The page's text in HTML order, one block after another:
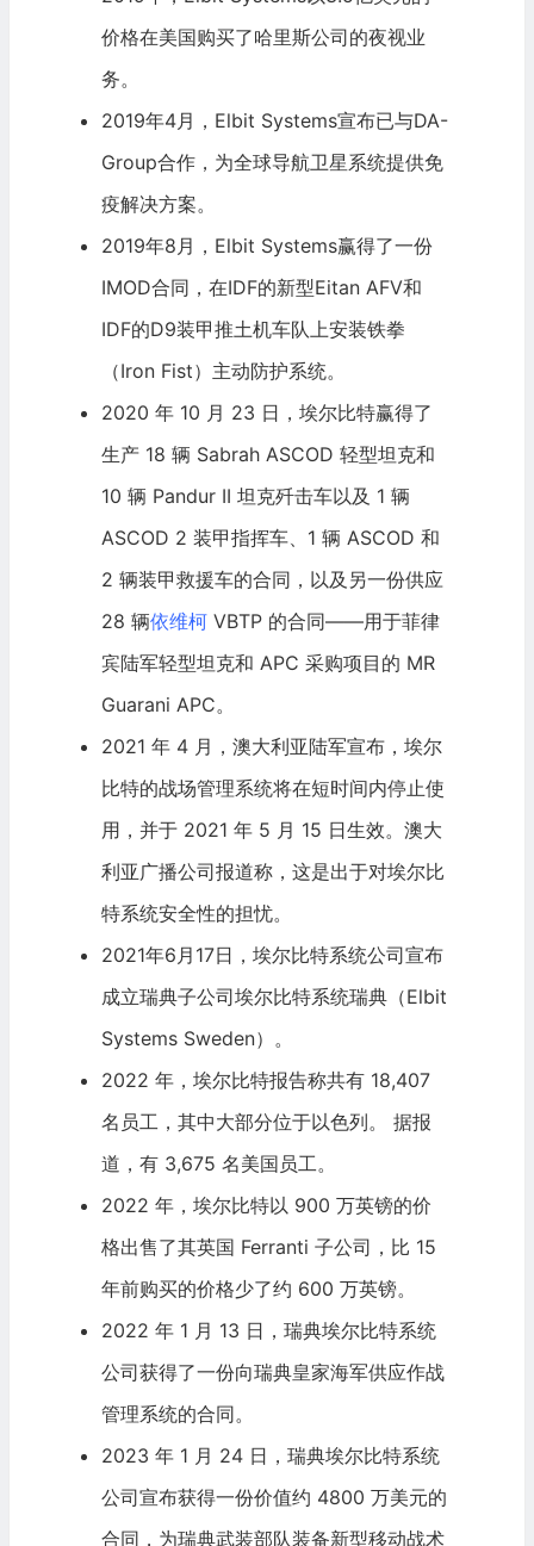
价格在美国购买了哈里斯公司的夜视业
务。
2019年4月，Elbit Systems宣布已与DA-
Group合作，为全球导航卫星系统提供免
疫解决方案。
2019年8月，Elbit Systems赢得了一份
IMOD合同，在IDF的新型Eitan AFV和
IDF的D9装甲推土机车队上安装铁拳
（Iron Fist）主动防护系统。
2020 年 10 月 23 日，埃尔比特赢得了
生产 18 辆 Sabrah ASCOD 轻型坦克和
10 辆 Pandur II 坦克歼击车以及 1 辆
ASCOD 2 装甲指挥车、1 辆 ASCOD 和
2 辆装甲救援车的合同，以及另一份供应
28 辆依维柯 VBTP 的合同——用于菲律
宾陆军轻型坦克和 APC 采购项目的 MR
Guarani APC。
2021 年 4 月，澳大利亚陆军宣布，埃尔
比特的战场管理系统将在短时间内停止使
用，并于 2021 年 5 月 15 日生效。澳大
利亚 广播公司报道称，这是出于对埃尔比
特系统安全性的担忧。
2021年6月17日，埃尔比特系统公司宣布
成立瑞典子公司埃尔比特系统瑞典（Elbit
Systems Sweden）。
2022 年，埃尔比特报告称共有 18,407
名员工，其中大部分位于以色列。 据报
道，有 3,675 名美国员工。
2022 年，埃尔比特以 900 万英镑的价
格出售了其英国 Ferranti 子公司，比 15
年前购买的价格少了约 600 万英镑。
2022 年 1 月 13 日，瑞典埃尔比特系统
公司获得了一份向瑞典皇家海军供应作战
管理系统的合同。
2023 年 1 月 24 日，瑞典埃尔比特系统
公司宣布获得一份价值约 4800 万美元的
合同，为瑞典武装部队装备新型移动战术